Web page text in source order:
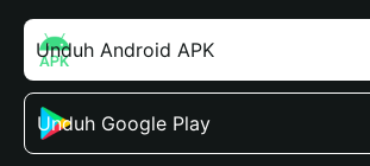
Unduh Android APK
Unduh Google Play